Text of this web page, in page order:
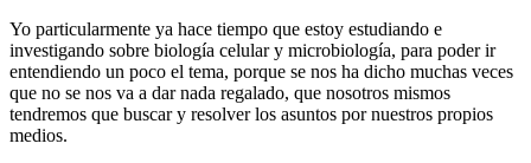
Yo particularmente ya hace tiempo que estoy estudiando e
investigando sobre biología celular y microbiología, para poder ir
entendiendo un poco el tema, porque se nos ha dicho muchas veces
que no se nos va a dar nada regalado, que nosotros mismos
tendremos que buscar y resolver los asuntos por nuestros propios
medios.